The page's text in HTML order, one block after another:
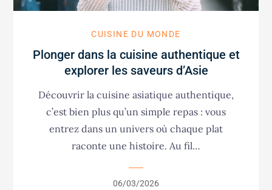
CUISINE DU MONDE
Plonger dans la cuisine authentique et
explorer les saveurs d’Asie
Découvrir la cuisine asiatique authentique,
c’est bien plus qu’un simple repas : vous
entrez dans un univers où chaque plat
raconte une histoire. Au fil…
Posted
06/03/2026